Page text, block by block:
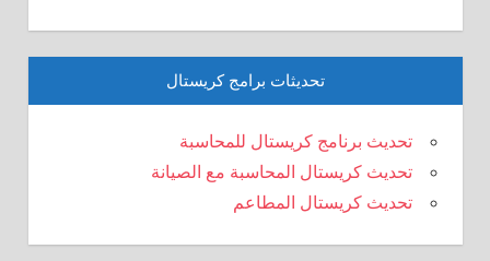
تحديثات برامج كريستال
تحديث برنامج كريستال للمحاسبة
تحديث كريستال المحاسبة مع الصيانة
تحديث كريستال المطاعم